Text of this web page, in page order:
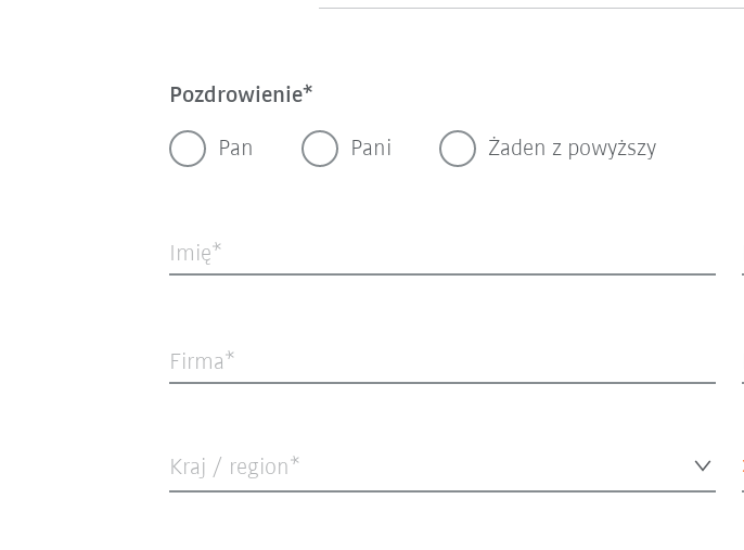
Pozdrowienie
Pan Pani Żaden z powyższy
Imię
Firma
Kraj / region*